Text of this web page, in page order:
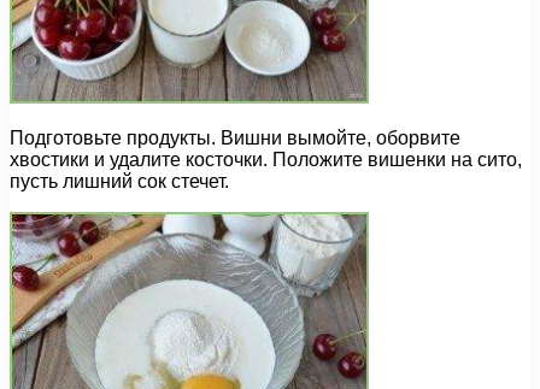
Подготовьте продукты. Вишни вымойте, оборвите
хвостики и удалите косточки. Положите вишенки на сито,
пусть лишний сок стечет.